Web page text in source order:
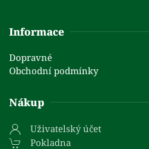
Informace
Dopravné
Obchodní podmínky
Nákup
Uživatelský účet
Pokladna